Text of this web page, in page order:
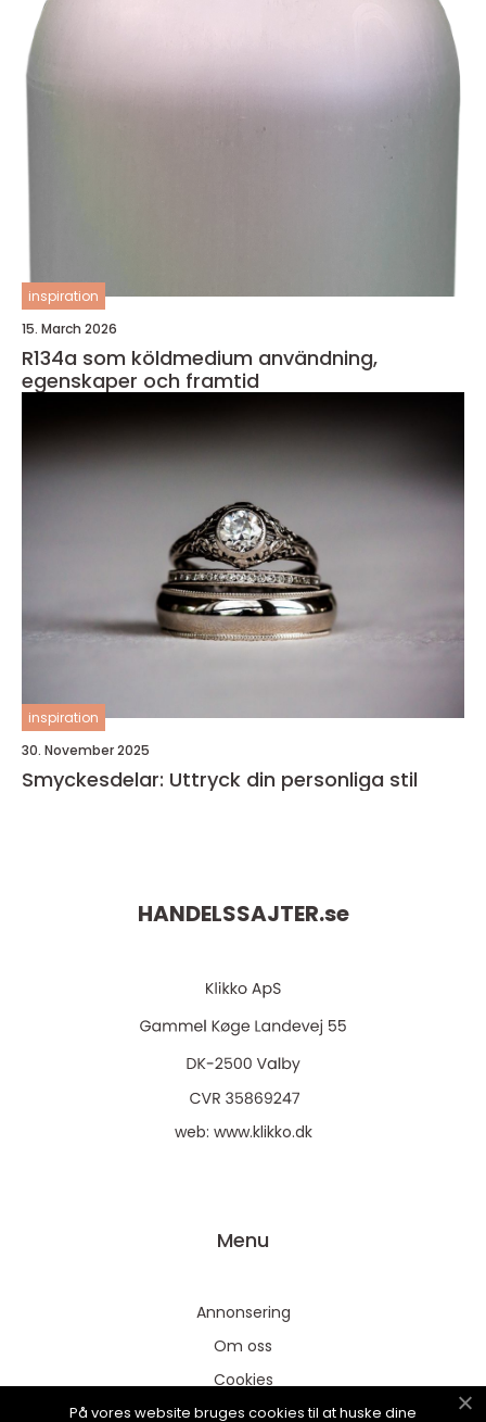
inspiration
15. March 2026
R134a som köldmedium användning,
egenskaper och framtid
inspiration
30. November 2025
Smyckesdelar: Uttryck din personliga stil
HANDELSSAJTER.se
web: www.klikko.dk
Menu
Annonsering
Om oss
Cookies
Kontakta oss
På vores website bruges cookies til at huske dine